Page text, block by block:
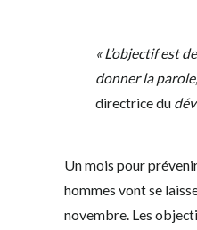
« L’objectif est
donner la
directrice du
Un mois pour
hommes vont se
novembre. Les